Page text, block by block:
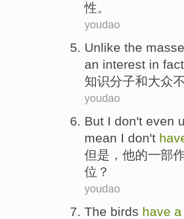
性。
youdao
Unlike the
an interest in
知识分子和大众
youdao
But I don't even
mean I don't
但是 ， 他的一部
位 ？
youdao
The birds have a